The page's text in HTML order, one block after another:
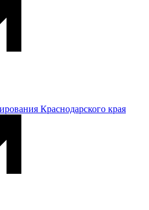
Краснодарского края